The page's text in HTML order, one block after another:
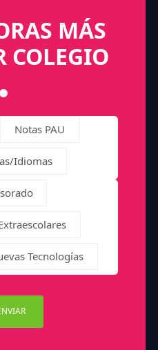
MÁS
COLEGIO
Notas PAU
Idiomas
Tecnologías